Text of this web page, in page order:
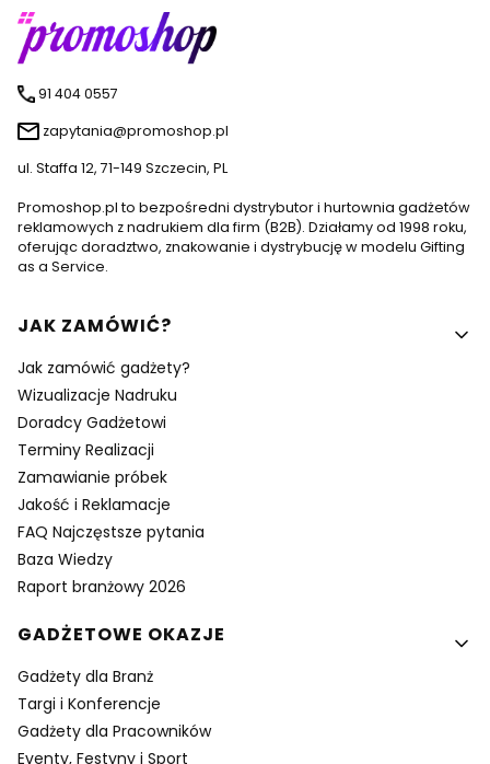
91 404 0557
zapytania@promoshop.pl
ul. Staffa 12, 71-149 Szczecin, PL
Promoshop.pl to bezpośredni dystrybutor i hurtownia gadżetów
reklamowych z nadrukiem dla firm (B2B). Działamy od 1998 roku,
oferując doradztwo, znakowanie i dystrybucję w modelu Gifting
as a Service.
Linki w stopce
JAK ZAMÓWIĆ?
Jak zamówić gadżety?
Wizualizacje Nadruku
Doradcy Gadżetowi
Terminy Realizacji
Zamawianie próbek
Jakość i Reklamacje
FAQ Najczęstsze pytania
Baza Wiedzy
Raport branżowy 2026
GADŻETOWE OKAZJE
Gadżety dla Branż
Targi i Konferencje
Gadżety dla Pracowników
Eventy, Festyny i Sport